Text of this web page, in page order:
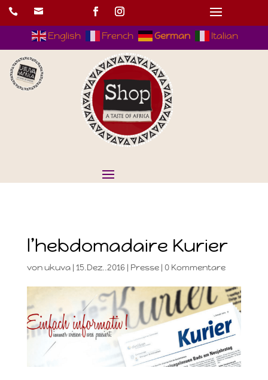
 
English French German Italian
l’hebdomadaire Kurier
vonukuva| 15.Dez..2016| Presse| 0 Kommentare